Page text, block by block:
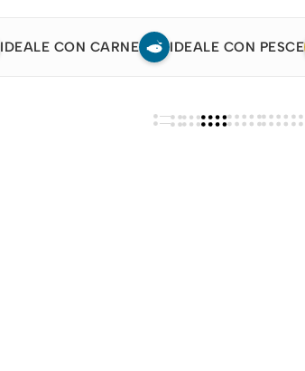
IDEALE CON CARNE IDEALE CON PESCE